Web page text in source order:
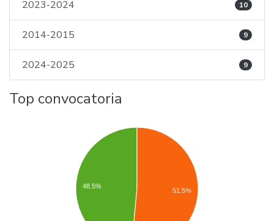
2023-2024 10
2014-2015 9
2024-2025 9
Top convocatoria
48.5%
51.5%